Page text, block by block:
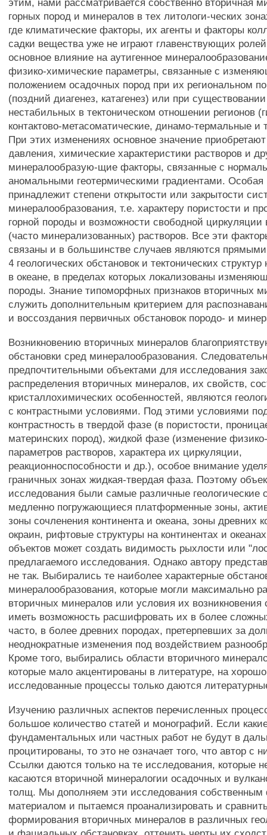
этим, нами рассматривается собственно вторичная
горных пород и минералов в тех литологи-ческих
где климатические факторы, их агенты и факторы
садки вещества уже не играют главенствующих
основное влияние на аутигенное
физико-химические параметры, связанные с
положением осадочных пород при их региональном
(поздний диагенез, катагенез) или при
нестабильных в тектоническом отношении регионов
контактово-метасоматические, динамо-термальные и
При этих изменениях основное значение
давления, химические характеристики растворов и
минералообразую-щие факторы, связанные с
аномальными геотермическими градиентами. Особая
принадлежит степени открытости или закрытости
минералообразования, т.е. характеру пористости и
горной породы и возможности свободной
(часто минерализованных) растворов. Все эти
связаны и в большинстве случаев являются
4 геологических обстановок и тектонических
в океане, в пределах которых локализованы
породы. Знание типоморфных признаков вторичных
служить дополнительным критерием для
и воссоздания первичных обстановок породо- и
Возникновению вторичных минералов
обстановки сред минералообразования.
предпочтительными объектами для исследования
распределения вторичных минералов, их свойств,
кристаллохимических особенностей, являются
с контрастными условиями. Под этими условиями
контрастность в твердой фазе (в пористости,
материнских пород), жидкой фазе (изменение
параметров растворов, характера их циркуляции,
реакционноспособности и др.), особое внимание
граничных зонах жидкая-твердая фаза. Поэтому
исследования были самые различные геологические
медленно погружающиеся платформенные зоны,
зоны сочленения континента и океана, зоны древних
окраин, рифтовые структуры на континентах и
объектов может создать видимость рыхлости или
предлагаемого исследования. Однако автору
не так. Выбирались те наиболее характерные
минералообразования, которые могли максимально
вторичных минералов или условия их возникновения
иметь возможность расшифровать их в более
часто, в более древних породах, претерпевших за
неоднократные изменения под воздействием
Кроме того, выбирались области вторичного
которые мало акцентированы в литературе, на
исследованные процессы только даются
Изучению различных аспектов перечисленных
большое количество статей и монографий. Если
фундаментальных или частных работ не будут в
процитированы, то это не означает того, что автор с
Ссылки даются только на те исследования, которые
касаются вторичной минералогии осадочных и
толщ. Мы дополняем эти исследования собственным
материалом и пытаемся проанализировать и
формирования вторичных минералов в различных